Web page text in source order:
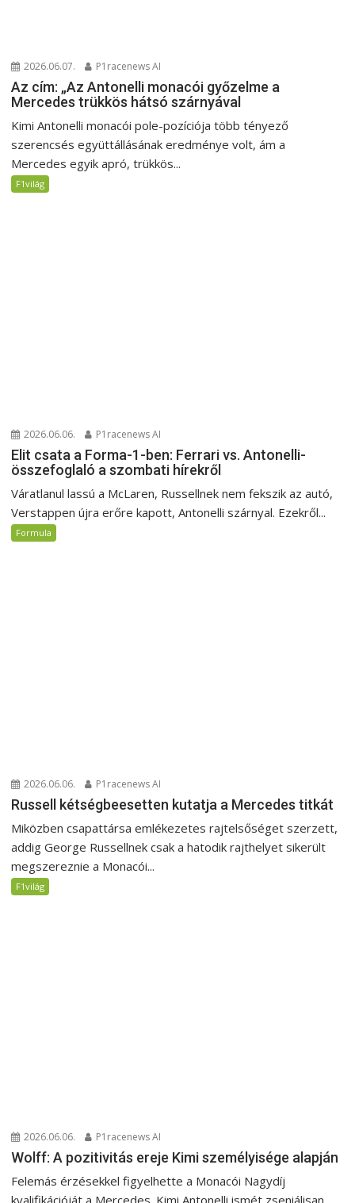
2026.06.07. P1racenews AI
Az cím: „Az Antonelli monacói győzelme a
Mercedes trükkös hátsó szárnyával
Kimi Antonelli monacói pole-pozíciója több tényező
szerencsés együttállásának eredménye volt, ám a
Mercedes egyik apró, trükkös...
F1világ
2026.06.06. P1racenews AI
Elit csata a Forma-1-ben: Ferrari vs. Antonelli-
összefoglaló a szombati hírekről
Váratlanul lassú a McLaren, Russellnek nem fekszik az autó,
Verstappen újra erőre kapott, Antonelli szárnyal. Ezekről...
Formula
2026.06.06. P1racenews AI
Russell kétségbeesetten kutatja a Mercedes titkát
Miközben csapattársa emlékezetes rajtelsőséget szerzett,
addig George Russellnek csak a hatodik rajthelyet sikerült
megszereznie a Monacói...
F1világ
2026.06.06. P1racenews AI
Wolff: A pozitivitás ereje Kimi személyisége alapján
Felemás érzésekkel figyelhette a Monacói Nagydíj